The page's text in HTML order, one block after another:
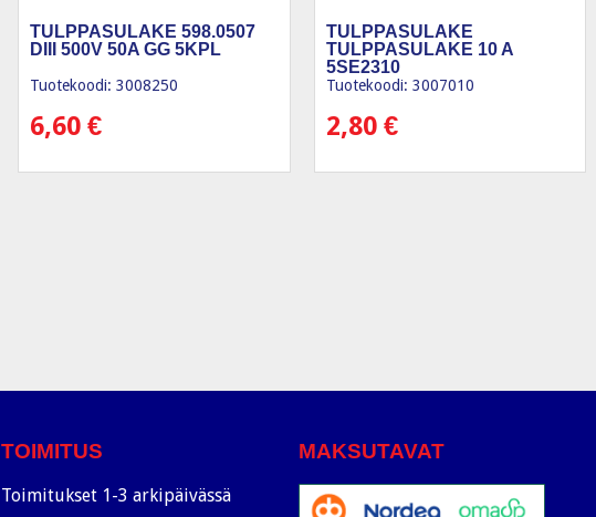
TULPPASULAKE 598.0507
DIII 500V 50A GG 5KPL
Tuotekoodi: 3008250
6,60€
TULPPASULAKE
TULPPASULAKE 10 A
5SE2310
Tuotekoodi: 3007010
2,80 €
TOIMITUS
Toimitukset 1-3 arkipäivässä
MAKSUTAVAT